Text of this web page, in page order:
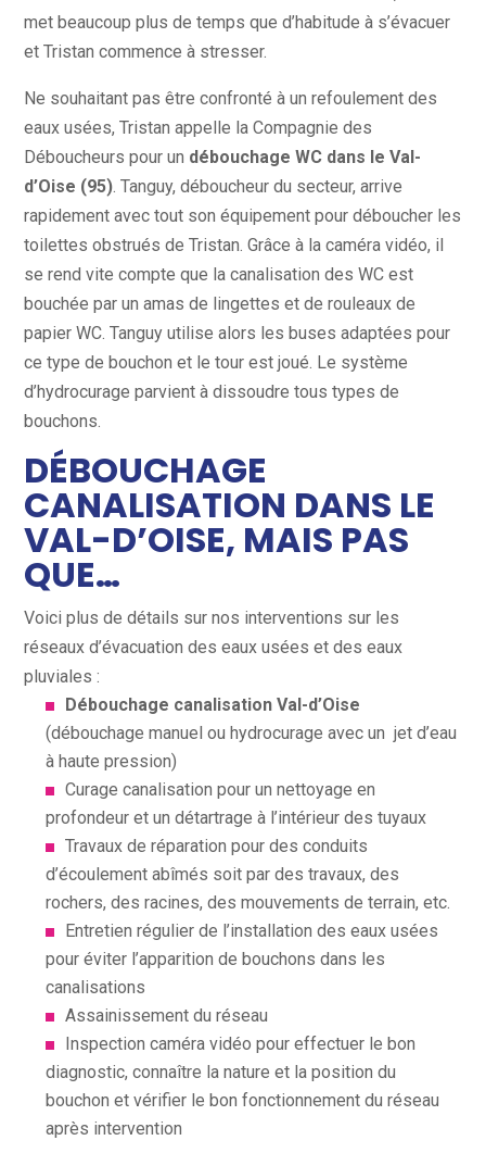
met beaucoup plus de temps que d’habitude à s’évacuer
et Tristan commence à stresser.
Ne souhaitant pas être confronté à un refoulement des
eaux usées, Tristan appelle la Compagnie des
Déboucheurs pour un débouchage WC dans le Val-
d’Oise (95). Tanguy, déboucheur du secteur, arrive
rapidement avec tout son équipement pour déboucher les
toilettes obstrués de Tristan. Grâce à la caméra vidéo, il
se rend vite compte que la canalisation des WC est
bouchée par un amas de lingettes et de rouleaux de
papier WC. Tanguy utilise alors les buses adaptées pour
ce type de bouchon et le tour est joué. Le système
d’hydrocurage parvient à dissoudre tous types de
bouchons.
DÉBOUCHAGE
CANALISATION DANS LE
VAL-D’OISE, MAIS PAS
QUE…
Voici plus de détails sur nos interventions sur les
réseaux d’évacuation des eaux usées et des eaux
pluviales :
Débouchage canalisation Val-d’Oise
(débouchage manuel ou hydrocurage avec un jet d’eau
à haute pression)
Curage canalisation pour un nettoyage en
profondeur et un détartrage à l’intérieur des tuyaux
Travaux de réparation pour des conduits
d’écoulement abîmés soit par des travaux, des
rochers, des racines, des mouvements de terrain, etc.
Entretien régulier de l’installation des eaux usées
pour éviter l’apparition de bouchons dans les
canalisations
Assainissement du réseau
Inspection caméra vidéo pour effectuer le bon
diagnostic, connaître la nature et la position du
bouchon et vérifier le bon fonctionnement du réseau
après intervention